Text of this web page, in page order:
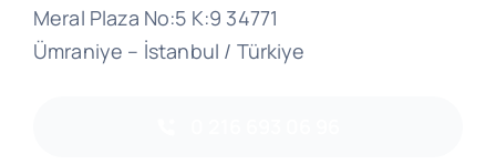
Meral Plaza No:5 K:9 34771
Ümraniye – İstanbul / Türkiye